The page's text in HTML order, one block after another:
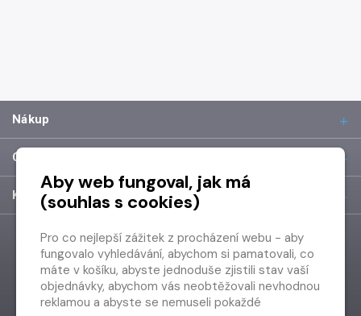
Nákup
O společnosti
Kontakt
Aby web fungoval, jak má
(souhlas s cookies)
Pro co nejlepší zážitek z procházení webu - aby
fungovalo vyhledávání, abychom si pamatovali, co
máte v košíku, abyste jednoduše zjistili stav vaší
objednávky, abychom vás neobtěžovali nevhodnou
reklamou a abyste se nemuseli pokaždé